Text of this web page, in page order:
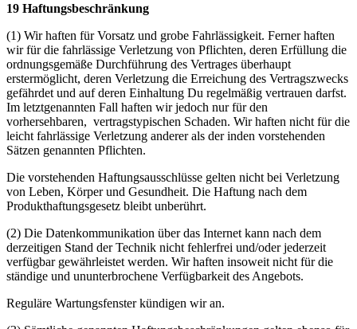
19 Haftungsbeschränkung
(1) Wir haften für Vorsatz und grobe Fahrlässigkeit. Ferner haften
wir für die fahrlässige Verletzung von Pflichten, deren Erfüllung die
ordnungsgemäße Durchführung des Vertrages überhaupt
erstermöglicht, deren Verletzung die Erreichung des Vertragszwecks
gefährdet und auf deren Einhaltung Du regelmäßig vertrauen darfst.
Im letztgenannten Fall haften wir jedoch nur für den
vorhersehbaren, vertragstypischen Schaden. Wir haften nicht für die
leicht fahrlässige Verletzung anderer als der inden vorstehenden
Sätzen genannten Pflichten.
Die vorstehenden Haftungsausschlüsse gelten nicht bei Verletzung
von Leben, Körper und Gesundheit. Die Haftung nach dem
Produkthaftungsgesetz bleibt unberührt.
(2) Die Datenkommunikation über das Internet kann nach dem
derzeitigen Stand der Technik nicht fehlerfrei und/oder jederzeit
verfügbar gewährleistet werden. Wir haften insoweit nicht für die
ständige und ununterbrochene Verfügbarkeit des Angebots.
Reguläre Wartungsfenster kündigen wir an.